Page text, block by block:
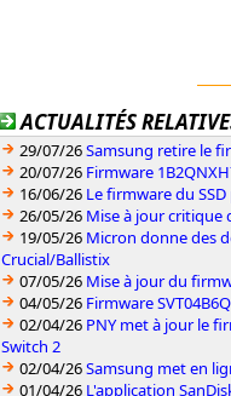
ACTUALITÉS
29/07/26Samsung retire le
20/07/26 Firmware
16/06/26 Le firmware du
26/05/26 Mise à jour critique
19/05/26 Micron donne des
Crucial/Ballistix
07/05/26 Mise à jour du
04/05/26 Firmware
02/04/26 PNY met à jour le
Switch 2
02/04/26Samsung met en
01/04/26 L'application